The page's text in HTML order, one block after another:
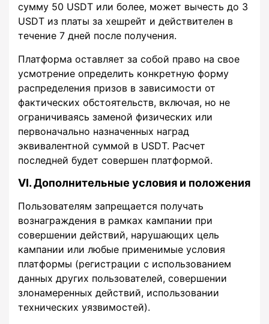
сумму 50 USDT или более, может вычесть до 3
USDT из платы за хешрейт и действителен в
течение 7 дней после получения.
Платформа оставляет за собой право на свое
усмотрение определить конкретную форму
распределения призов в зависимости от
фактических обстоятельств, включая, но не
ограничиваясь заменой физических или
первоначально назначенных наград
эквивалентной суммой в USDT. Расчет
последней будет совершен платформой.
VI. Дополнительные условия и положения
Пользователям запрещается получать
вознаграждения в рамках кампании при
совершении действий, нарушающих цель
кампании или любые применимые условия
платформы (регистрации с использованием
данных других пользователей, совершении
злонамеренных действий, использовании
технических уязвимостей).